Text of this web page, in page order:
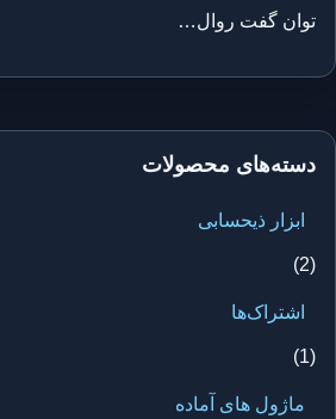
توان گفت روال…
دسته‌های محصولات
ابزار ذیحسابی
(2)
اشتراک‌ها
(1)
ماژول های آماده